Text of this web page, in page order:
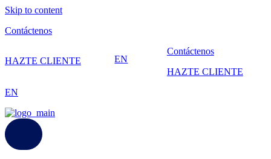
Skip to content
Contáctenos
HAZTE CLIENTE EN
Contáctenos
HAZTE CLIENTE
EN